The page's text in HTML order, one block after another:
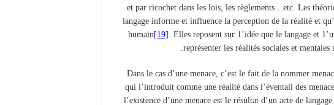
et par ricochet dans les lois, les règlements…etc. Les
langage informe et influence la perception de la réalité et
humain[19] . Elles reposent sur 1’idée que le langage et
représenter les réalités sociales et
.
Dans le cas d’une menace, c’est le fait de la nommer
qui l’introduit comme une réalité dans l’éventail des
l’existence d’une menace est le résultat d’un acte de